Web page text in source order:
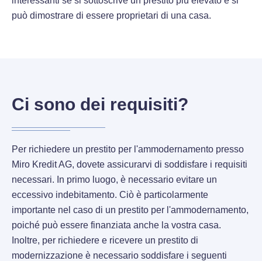
può dimostrare di essere proprietari di una casa.
Ci sono dei requisiti?
Per richiedere un prestito per l'ammodernamento presso
Miro Kredit AG, dovete assicurarvi di soddisfare i requisiti
necessari. In primo luogo, è necessario evitare un
eccessivo indebitamento. Ciò è particolarmente
importante nel caso di un prestito per l'ammodernamento,
poiché può essere finanziata anche la vostra casa.
Inoltre, per richiedere e ricevere un prestito di
modernizzazione è necessario soddisfare i seguenti